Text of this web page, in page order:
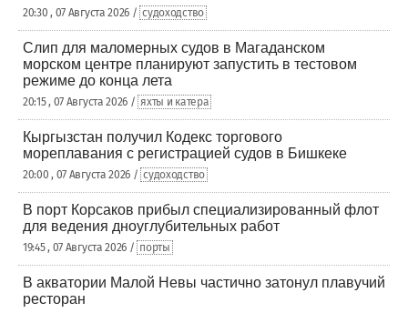
20:30 , 07 Августа 2026 / судоходство
Слип для маломерных судов в Магаданском
морском центре планируют запустить в тестовом
режиме до конца лета
20:15 , 07 Августа 2026 / яхты и катера
Кыргызстан получил Кодекс торгового
мореплавания с регистрацией судов в Бишкеке
20:00 , 07 Августа 2026 / судоходство
В порт Корсаков прибыл специализированный флот
для ведения дноуглубительных работ
19:45 , 07 Августа 2026 / порты
В акватории Малой Невы частично затонул плавучий
ресторан